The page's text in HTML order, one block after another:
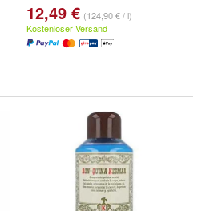
12,49 € (124,90 € / l)
Kostenloser Versand